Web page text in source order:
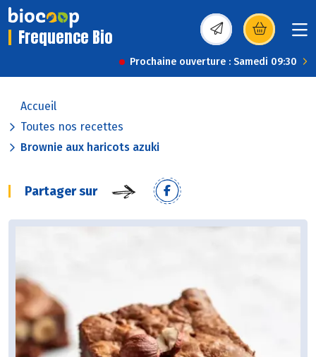
Frequence Bio (s’ouvre dans une
Prochaine ouverture : Samedi 09:30
Accueil
Toutes nos recettes
Brownie aux haricots azuki
Partager sur